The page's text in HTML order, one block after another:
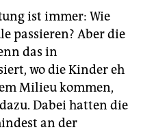
ist immer: Wie
passieren? Aber die
das in
wo die Kinder eh
Milieu kommen,
Dabei hatten die
an der